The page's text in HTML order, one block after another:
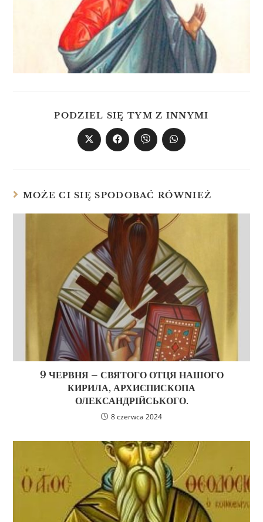
PODZIEL SIĘ TYM Z INNYMI
MOŻE CI SIĘ SPODOBAĆ RÓWNIEŻ
9 ЧЕРВНЯ – СВЯТОГО ОТЦЯ НАШОГО
КИРИЛА, АРХИЄПИСКОПА
ОЛЕКСАНДРІЙСЬКОГО.
8 czerwca 2024